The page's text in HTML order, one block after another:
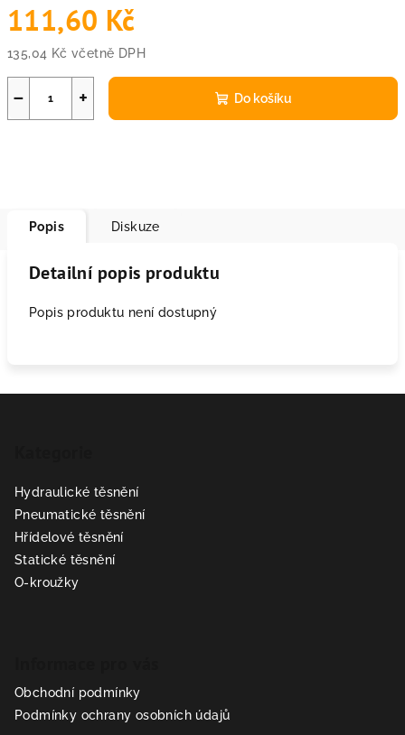
111,60 Kč
135,04 Kč včetně DPH
+
− Do košíku
Popis Diskuze
Detailní popis produktu
Popis produktu není dostupný
Hydraulické těsnění
Pneumatické těsnění
Hřídelové těsnění
Statické těsnění
O-kroužky
Obchodní podmínky
Podmínky ochrany osobních údajů